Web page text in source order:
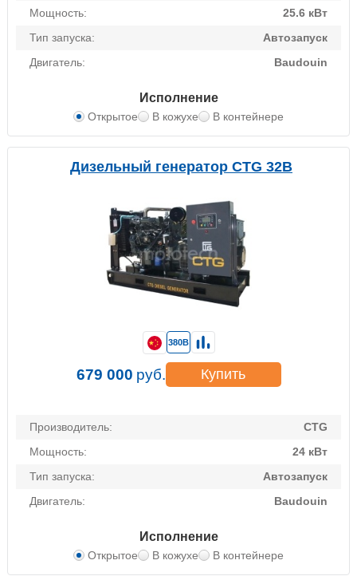
Мощность:
25.6 кВт
Тип запуска:
Автозапуск
Двигатель:
Baudouin
Исполнение
Открытое В кожухе В контейнере
Дизельный генератор CTG 32B
Производитель:
CTG
Мощность:
24 кВт
Тип запуска:
Автозапуск
Двигатель:
Baudouin
Исполнение
Открытое В кожухе В контейнере
380В
679 000 руб. Купить